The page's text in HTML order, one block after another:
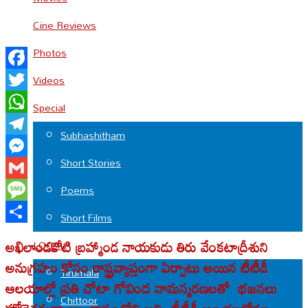
Cine Reviews
Photos
Videos
Special
Subhashitham
Short Stories
Poems
Short Films
LOCAL
Tirumala
Chittoor
Facebook
Twitter
WhatsApp
Telegram
Messenger
Gmail
Message
అఖిలాండకోటి బ్రహ్మాండ నాయకుడు తిరు వేంకటాద్రీశుని
అనుగ్రహం కోసం రాష్ట్రవ్యాప్తంగా ఏర్పాటు అయిన టీటీడీ
ఆలయాల్లో ప్రతి చోటా గోవింద నామస్మరణలతో భజనలు